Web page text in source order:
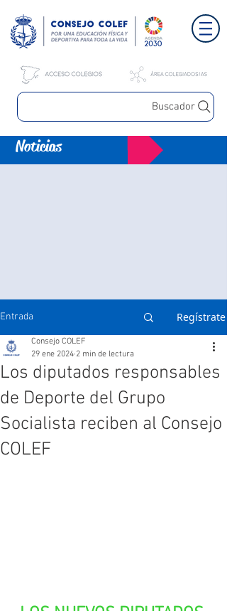
Buscador
Noticias
Entrada Regístrate
Los diputados responsables
de Deporte del Grupo
Socialista reciben al Consejo
COLEF
Consejo COLEF
29 ene 2024 2 min de lectura